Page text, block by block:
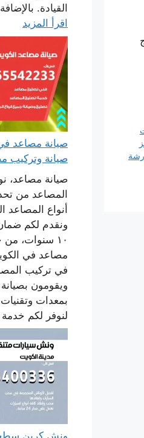
القيادة.
اقرأ المزيد
صيانة وتركيب
صيانة مصاعد،
المصاعد من
أنواع المصاعد
ونقدم لكم
١٠ سنوات،
مصاعد في
في تركيب
ويقومون
بمعدات
لنوفر لكم
ونش كرين